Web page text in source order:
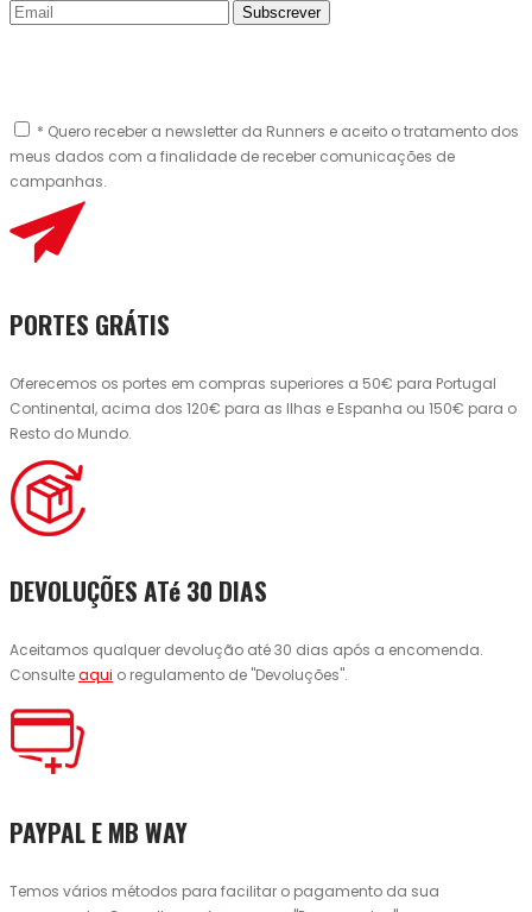
Subscrever
* Quero receber a newsletter da Runners e aceito o tratamento dos
meus dados com a finalidade de receber comunicações de
campanhas.
PORTES GRÁTIS
Oferecemos os portes em compras superiores a 50€ para Portugal
Continental, acima dos 120€ para as Ilhas e Espanha ou 150€ para o
Resto do Mundo.
DEVOLUÇÕES ATé 30 DIAS
Aceitamos qualquer devolução até 30 dias após a encomenda.
Consulteaqui o regulamento de "Devoluções".
PAYPAL E MB WAY
Temos vários métodos para facilitar o pagamento da sua